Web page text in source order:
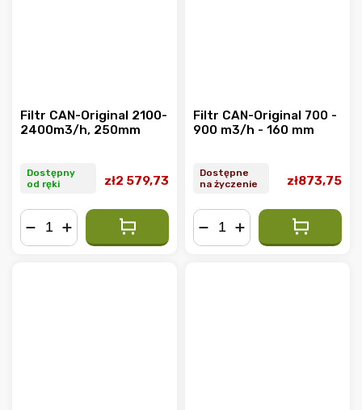
Filtr CAN-Original 2100-
2400m3/h, 250mm
Dostępny
od ręki
zł2 579,73
Filtr CAN-Original 700 -
900 m3/h - 160 mm
Dostępne
na życzenie
zł873,75